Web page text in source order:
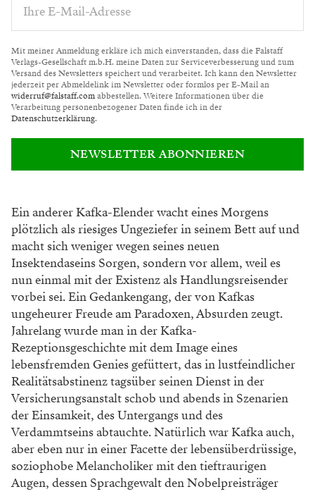
Mit meiner Anmeldung erkläre ich mich einverstanden, dass die Falstaff
Verlags-Gesellschaft m.b.H. meine Daten zur Serviceverbesserung und zum
Versand des Newsletters speichert und verarbeitet. Ich kann den Newsletter
jederzeit per Abmeldelink im Newsletter oder formlos per E-Mail an
widerruf@falstaff.comabbestellen. Weitere Informationen über die
Verarbeitung personenbezogener Daten finde ich in der
Datenschutzerklärung.
NEWSLETTER ABONNIEREN
Ein anderer Kafka-Elender wacht eines Morgens
plötzlich als riesiges Ungeziefer in seinem Bett auf und
macht sich weniger wegen seines neuen
Insektendaseins Sorgen, sondern vor allem, weil es
nun einmal mit der Existenz als Handlungsreisender
vorbei sei. Ein Gedankengang, der von Kafkas
ungeheurer Freude am Paradoxen, Absurden zeugt.
Jahrelang wurde man in der Kafka-
Rezeptionsgeschichte mit dem Image eines
lebensfremden Genies gefüttert, das in lustfeindlicher
Realitätsabstinenz tagsüber seinen Dienst in der
Versicherungsanstalt schob und abends in Szenarien
der Einsamkeit, des Untergangs und des
Verdammtseins abtauchte. Natürlich war Kafka auch,
aber eben nur in einer Facette der lebensüberdrüssige,
soziophobe Melancholiker mit den tieftraurigen
Augen, dessen Sprachgewalt den Nobelpreisträger